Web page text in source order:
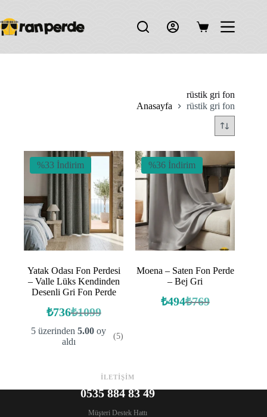
content
Shopping
rüstik gri fon
Anasayfa
rüstik gri fon
%33 İndirim
Yatak Odası Fon Perdesi
– Valle Lüks Kendinden
Desenli Gri Fon Perde
₺1099
Orijinal
fiyat:
₺1099.
₺736 Şu
andaki
fiyat:
5 üzerinden5.00 oy
aldı
(5)
%36 İndirim
Moena – Saten Fon Perde
– Bej Gri
₺769
Orijinal
₺494Şu
İLETİŞİM
0535 884 83 49
Müşteri Destek Hattı